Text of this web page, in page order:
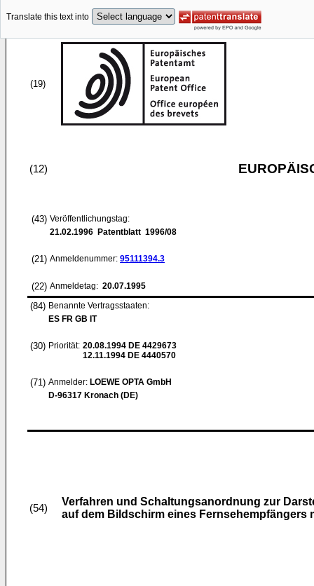
Translate this text into
(19)
(12)
(43) Veröffentlichungstag:
21.02.1996 Patentblatt 1996/08
(21) Anmeldenummer: 95111394.3
(22) Anmeldetag: 20.07.1995
(84) Benannte Vertragsstaaten:
ES FR GB IT
(30) Priorität: 20.08.1994 DE 4429673
12.11.1994 DE 4440570
(71) Anmelder: LOEWE OPTA GmbH
D-96317 Kronach (DE)
(54)
Verfahren und Schaltungsanordnung zur
auf dem Bildschirm eines Fernsehempfängers